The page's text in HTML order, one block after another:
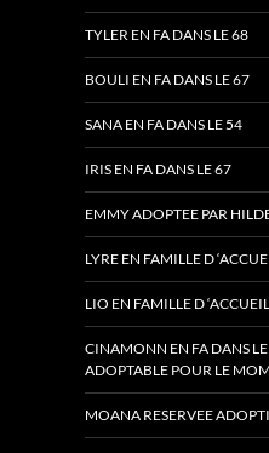
TYLER EN FA DANS LE 68
BOULI EN FA DANS LE 67
SANA EN FA DANS LE 54
IRIS EN FA DANS LE 67
EMMY ADOPTEE PAR
LYRE EN FAMILLE D
LIO EN FAMILLE D
CINAMONN EN FA DANS
ADOPTABLE POUR LE
MOANA RESERVEE